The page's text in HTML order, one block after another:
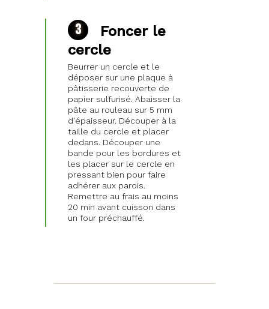
Foncer le
cercle
Beurrer un cercle et le
déposer sur une plaque à
pâtisserie recouverte de
papier sulfurisé. Abaisser la
pâte au rouleau sur 5 mm
d'épaisseur. Découper à la
taille du cercle et placer
dedans. Découper une
bande pour les bordures et
les placer sur le cercle en
pressant bien pour faire
adhérer aux parois.
Remettre au frais au moins
20 min avant cuisson dans
un four préchauffé.